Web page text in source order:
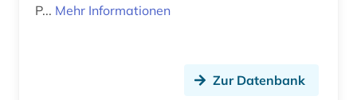
Serbien (30)
P... Mehr Informationen
Zur Datenbank